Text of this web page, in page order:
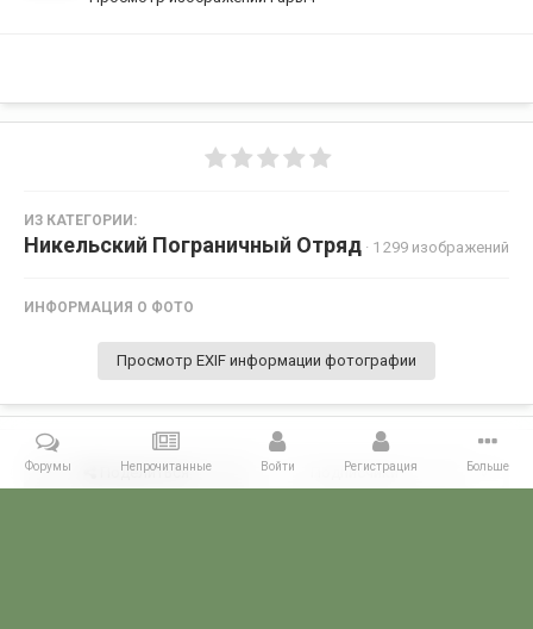
ИЗ КАТЕГОРИИ:
Никельский Пограничный Отряд · 1 299 изображений
ИНФОРМАЦИЯ О ФОТО
Просмотр EXIF информации фотографии
Поделиться Подписчики 0
Форумы Непрочитанные Войти Регистрация Больше